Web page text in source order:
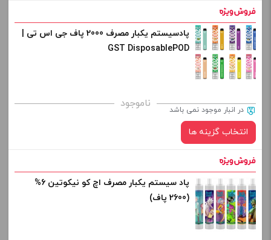
طعم:
برای فعال شدن سبد خرید و نمایش قیمت ، گزینه های محصول را
از کادر بالا انتخاب کنید.
+
افزودن به سبد خرید
پادسیستم یکبار مصرف 2000 پاف جی اس تی |
GST DisposablePOD
ناموجود در انبار موجود نمی باشد
انتخاب گزینه ها
طعم:
پاد سیستم یکبار مصرف اچ کو نیکوتین 6%
(2600 پاف)